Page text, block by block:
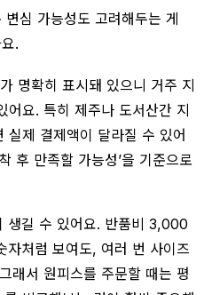
변심 가능성도 고려해두는 게
.
명확히 표시돼 있으니 거주 지
어요. 특히 제주나 도서산간 지
실제 결제액이 달라질 수 있어
후 만족할 가능성’을 기준으로
생길 수 있어요. 반품비 3,000
처럼 보여도, 여러 번 사이즈
래서 원피스를 주문할 때는 평